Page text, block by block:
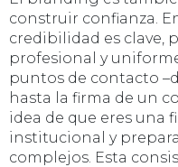
construir confianza.
credibilidad es clave,
profesional y
puntos de contacto
hasta la firma de un
idea de que eres una
institucional y
complejos. Esta